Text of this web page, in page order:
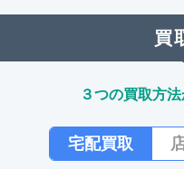
買
３つの買取方
宅配買取